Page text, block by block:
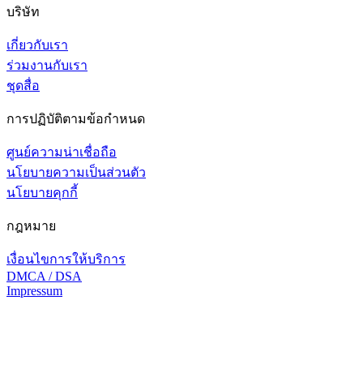
บริษัท
เกี่ยวกับเรา
ร่วมงานกับเรา
ชุดสื่อ
การปฏิบัติตามข้อกำหนด
ศูนย์ความน่าเชื่อถือ
นโยบายความเป็นส่วนตัว
นโยบายคุกกี้
กฎหมาย
เงื่อนไขการให้บริการ
DMCA / DSA
Impressum